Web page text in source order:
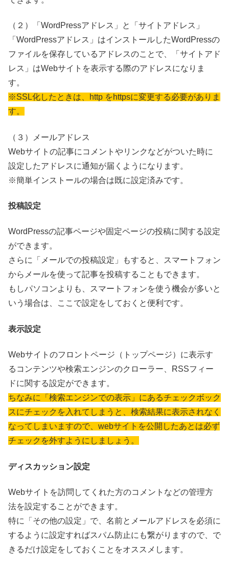
（２）「WordPressアドレス」と「サイトアドレス」
「WordPressアドレス」はインストールしたWordPressの
ファイルを保存しているアドレスのことで、「サイトアド
レス」はWebサイトを表示する際のアドレスになりま
す。
※SSL化したときは、http をhttpsに変更する必要がありま
す。
（３）メールアドレス
Webサイトの記事にコメントやリンクなどがついた時に
設定したアドレスに通知が届くようになります。
※簡単インストールの場合は既に設定済みです。
投稿設定
WordPressの記事ページや固定ページの投稿に関する設定
ができます。
さらに「メールでの投稿設定」もすると、スマートフォン
からメールを使って記事を投稿することもできます。
もしパソコンよりも、スマートフォンを使う機会が多いと
いう場合は、ここで設定をしておくと便利です。
表示設定
Webサイトのフロントページ（トップページ）に表示す
るコンテンツや検索エンジンのクローラー、RSSフィー
ドに関する設定ができます。
ちなみに「検索エンジンでの表示」にあるチェックボック
スにチェックを入れてしまうと、検索結果に表示されなく
なってしまいますので、webサイトを公開したあとは必ず
チェックを外すようにしましょう。
ディスカッション設定
Webサイトを訪問してくれた方のコメントなどの管理方
法を設定することができます。
特に「その他の設定」で、名前とメールアドレスを必須に
するように設定すればスパム防止にも繋がりますので、で
きるだけ設定をしておくことをオススメします。